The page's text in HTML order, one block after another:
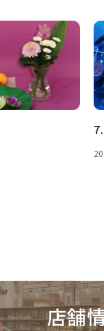
店舗